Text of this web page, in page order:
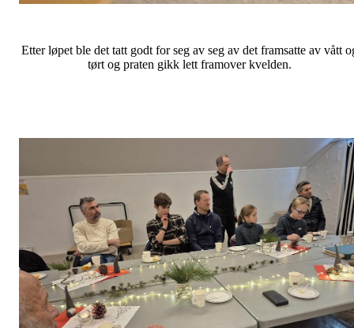
Etter løpet ble det tatt godt for seg av seg av det framsatte av vått
tørt og praten gikk lett framover kvelden.